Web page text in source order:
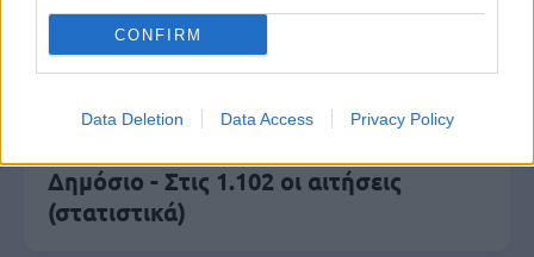
CONFIRM
Data Deletion Data Access Privacy Policy
Κατώτατος μισθός: Σενάριο για
αύξηση στα 1.000 ευρώ από το 2027
Δημόσιο - Στις 1.102 οι αιτήσεις
(στατιστικά)